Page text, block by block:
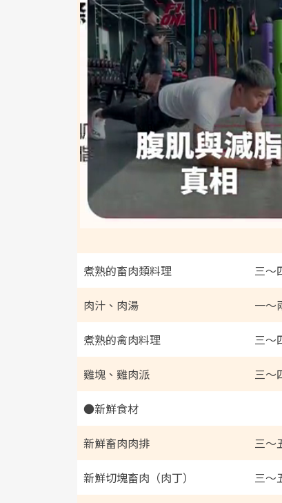
煮熟的畜肉類料理 三～
肉汁、肉湯 一～
煮熟的禽肉料理 三～
雞塊、雞肉派 三～
●新鮮食材
新鮮畜肉肉排 三～
新鮮切塊畜肉（肉丁） 三～